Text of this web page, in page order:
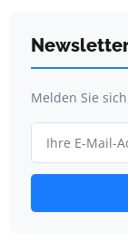
Melden Sie